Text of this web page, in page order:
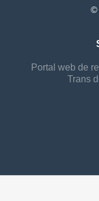
©
Portal web de
Trans